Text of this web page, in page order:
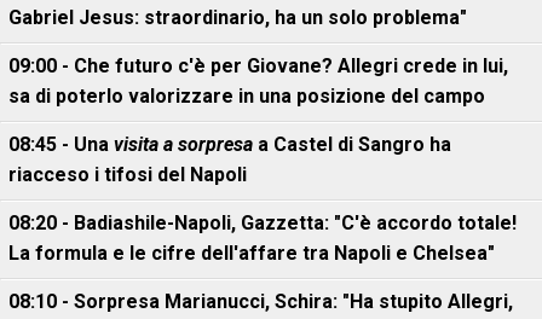
Gabriel Jesus: straordinario, ha un solo problema"
09:00 - Che futuro c'è per Giovane? Allegri crede in lui,
sa di poterlo valorizzare in una posizione del campo
08:45 - Una visita a sorpresa a Castel di Sangro ha
riacceso i tifosi del Napoli
08:20 - Badiashile-Napoli, Gazzetta: "C'è accordo totale!
La formula e le cifre dell'affare tra Napoli e Chelsea"
08:10 - Sorpresa Marianucci, Schira: "Ha stupito Allegri,